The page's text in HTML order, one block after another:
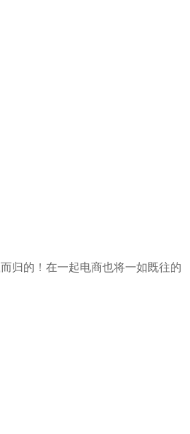
归的！在一起电商也将一如既往的